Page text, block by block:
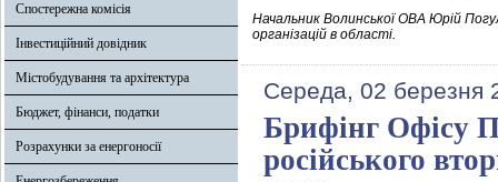
Спостережна комісія
Інвестиційний довідник
Містобудування та архітектура
Бюджет, фінанси, податки
Розрахунки за енергоносії
Начальник Волинської ОВА Юрій
організацій в області.
Середа, 02 березня
Брифінг Офісу
російського